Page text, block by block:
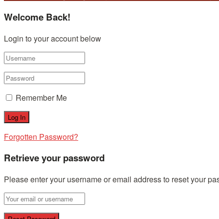
Welcome Back!
Login to your account below
Remember Me
Forgotten Password?
Retrieve your password
Please enter your username or email address to reset your